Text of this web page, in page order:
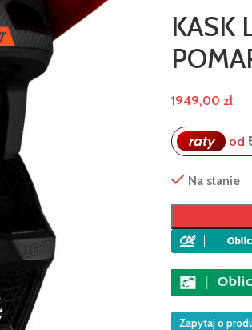
KASK
1949,00 zł
raty od
Na stanie
Zapytaj o